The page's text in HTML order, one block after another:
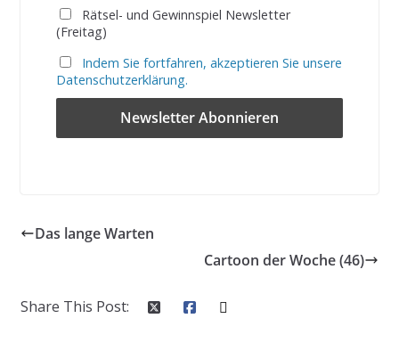
Rätsel- und Gewinnspiel Newsletter
(Freitag)
Indem Sie fortfahren, akzeptieren Sie unsere
Datenschutzerklärung.
Das lange Warten
Cartoon der Woche (46)
Share This Post: